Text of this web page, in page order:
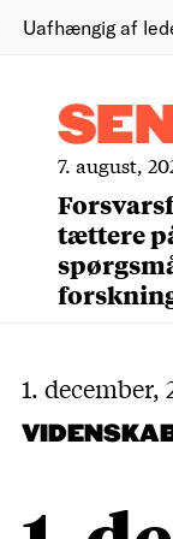
Uafhængig af
7. august,
tættere
1. december,